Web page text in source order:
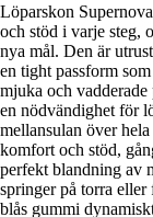
Löparskon
och stöd i varje steg,
nya mål. Den är
en tight passform
mjuka och
en nödvändighet för
mellansulan över
komfort och stöd,
perfekt blandning av
springer på torra eller
blås gummi